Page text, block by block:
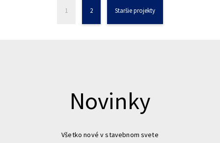
1 2 Staršie projekty
Novinky
Všetko nové v stavebnom svete